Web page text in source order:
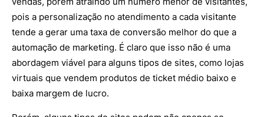
pois a personalização no atendimento a cada visitante
tende a gerar uma taxa de conversão melhor do que a
automação de marketing. É claro que isso não é uma
abordagem viável para alguns tipos de sites, como lojas
virtuais que vendem produtos de ticket médio baixo e
baixa margem de lucro.